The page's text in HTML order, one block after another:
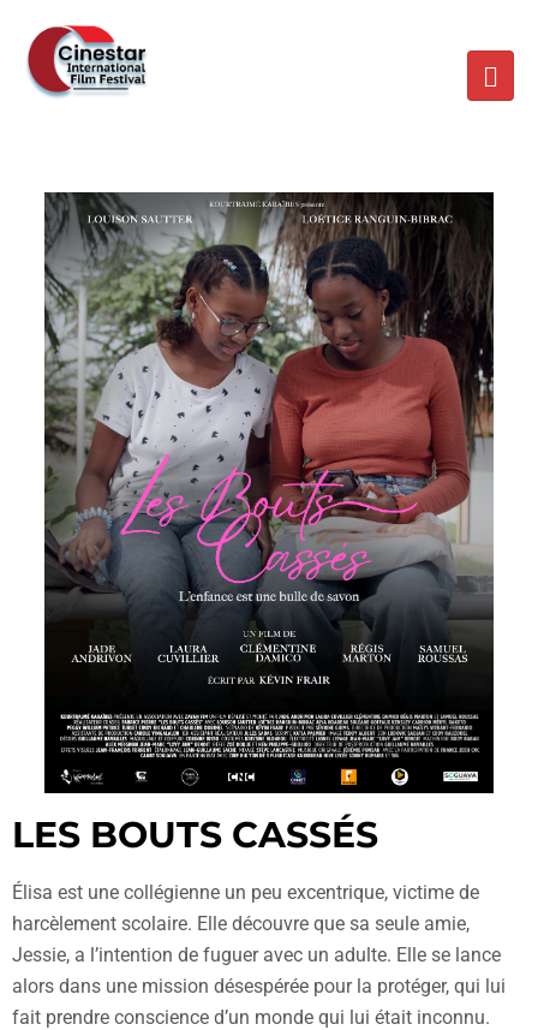
LES BOUTS CASSÉS
Élisa est une collégienne un peu excentrique, victime de
harcèlement scolaire. Elle découvre que sa seule amie,
Jessie, a l’intention de fuguer avec un adulte. Elle se lance
alors dans une mission désespérée pour la protéger, qui lui
fait prendre conscience d’un monde qui lui était inconnu.